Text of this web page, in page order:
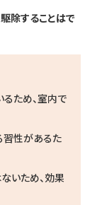
除することはで
ため、室内で
習性があるた
いため、効果